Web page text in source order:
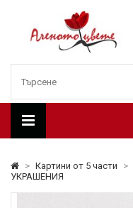
> Картини от 5 части >
УКРАШЕНИЯ